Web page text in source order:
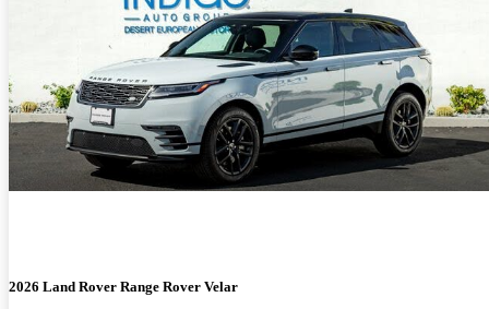
2026 Land Rover Range Rover Velar